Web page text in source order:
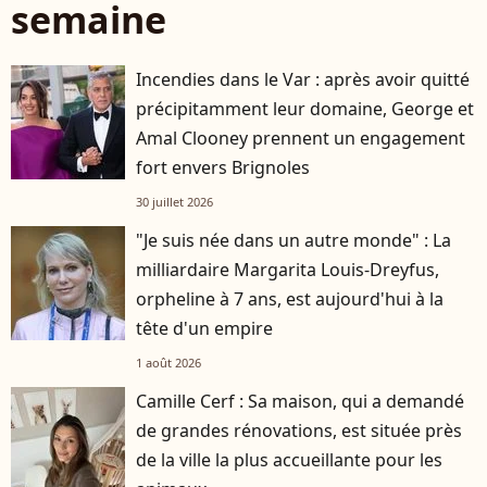
semaine
Incendies dans le Var : après avoir quitté
précipitamment leur domaine, George et
Amal Clooney prennent un engagement
fort envers Brignoles
30 juillet 2026
"Je suis née dans un autre monde" : La
milliardaire Margarita Louis-Dreyfus,
orpheline à 7 ans, est aujourd'hui à la
tête d'un empire
1 août 2026
Camille Cerf : Sa maison, qui a demandé
de grandes rénovations, est située près
de la ville la plus accueillante pour les